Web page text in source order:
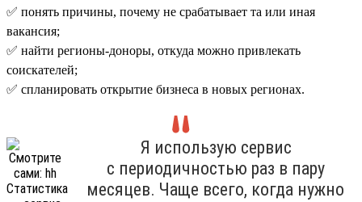
✅ понять причины, почему не срабатывает та или иная
вакансия;
✅ найти регионы-доноры, откуда можно привлекать
соискателей;
✅ спланировать открытие бизнеса в новых регионах.
Я использую сервис
с периодичностью раз в пару
месяцев. Чаще всего, когда нужно